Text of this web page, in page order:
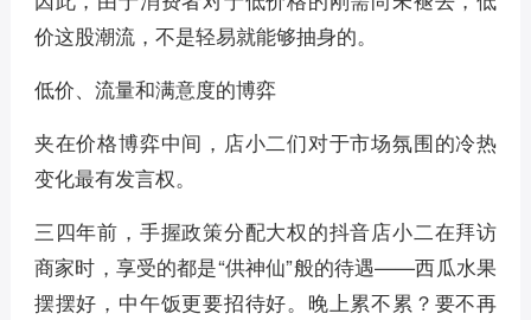
价这股潮流，不是轻易就能够抽身的。
低价、流量和满意度的博弈
夹在价格博弈中间，店小二们对于市场氛围的冷热
变化最有发言权。
三四年前，手握政策分配大权的抖音店小二在拜访
商家时，享受的都是“供神仙”般的待遇——西瓜水果
摆摆好，中午饭更要招待好。晚上累不累？要不再